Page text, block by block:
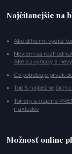
Najčítanejšie na
Ako dlho mi vydrží
Neviem sa
Aké sú výhody a
Čo potrebuje prvák
Top 5 najbežnejších
Tonery a náplne
nákladov
Možnosť online